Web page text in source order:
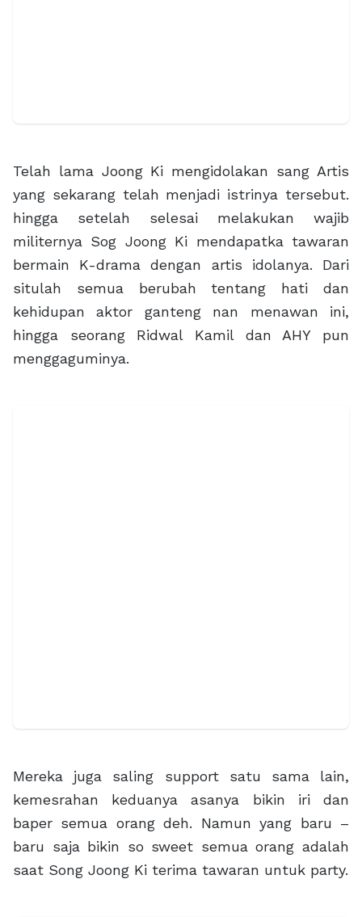
Telah lama Joong Ki mengidolakan sang Artis
yang sekarang telah menjadi istrinya tersebut.
hingga setelah selesai melakukan wajib
militernya Sog Joong Ki mendapatka tawaran
bermain K-drama dengan artis idolanya. Dari
situlah semua berubah tentang hati dan
kehidupan aktor ganteng nan menawan ini,
hingga seorang Ridwal Kamil dan AHY pun
menggaguminya.
Mereka juga saling support satu sama lain,
kemesrahan keduanya asanya bikin iri dan
baper semua orang deh. Namun yang baru –
baru saja bikin so sweet semua orang adalah
saat Song Joong Ki terima tawaran untuk party.